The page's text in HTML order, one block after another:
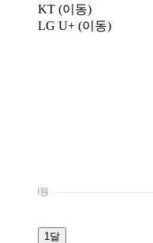
KT (이동)
LG U+ (이동)
0원
1달